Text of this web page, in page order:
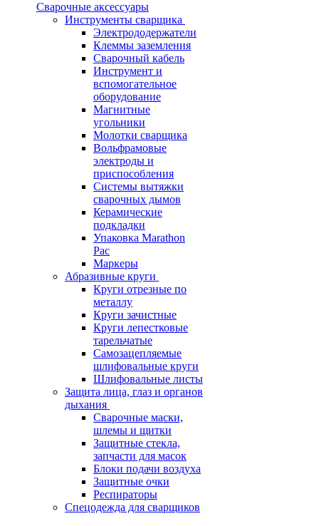
Сварочные аксессуары
Инструменты сварщика
Электрододержатели
Клеммы заземления
Сварочный кабель
Инструмент и
вспомогательное
оборудование
Магнитные
угольники
Молотки сварщика
Вольфрамовые
электроды и
приспособления
Системы вытяжки
сварочных дымов
Керамические
подкладки
Упаковка Marathon
Pac
Маркеры
Абразивные круги
Круги отрезные по
металлу
Круги зачистные
Круги лепестковые
тарельчатые
Самозацепляемые
шлифовальные круги
Шлифовальные листы
Защита лица, глаз и органов
дыхания
Сварочные маски,
шлемы и щитки
Защитные стекла,
запчасти для масок
Блоки подачи воздуха
Защитные очки
Респираторы
Спецодежда для сварщиков